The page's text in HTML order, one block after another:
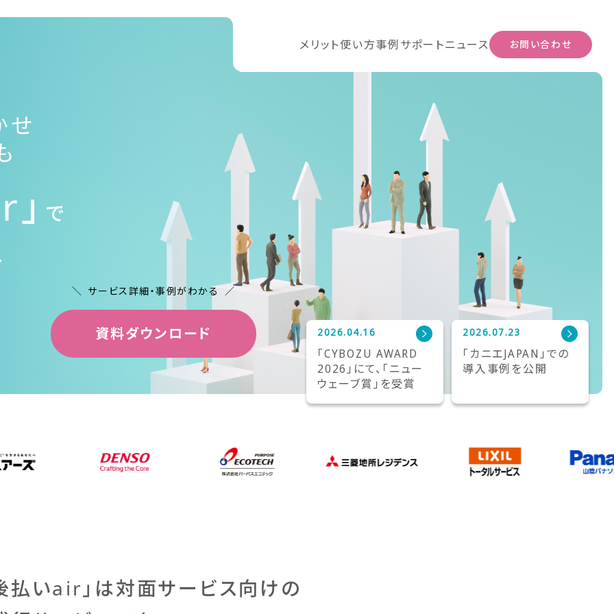
メリット使い方事例 サポートニュース お問い合わせ
せ
で
サービス詳細・事例がわかる
資料ダウンロード 2026.04.16
「CYBOZU AWARD
2026」にて、「ニュー
ウェーブ賞」を受賞
2026.07.23
「カニエJAPAN」での
導入事例を公開
払いair」は対面サービス向けの